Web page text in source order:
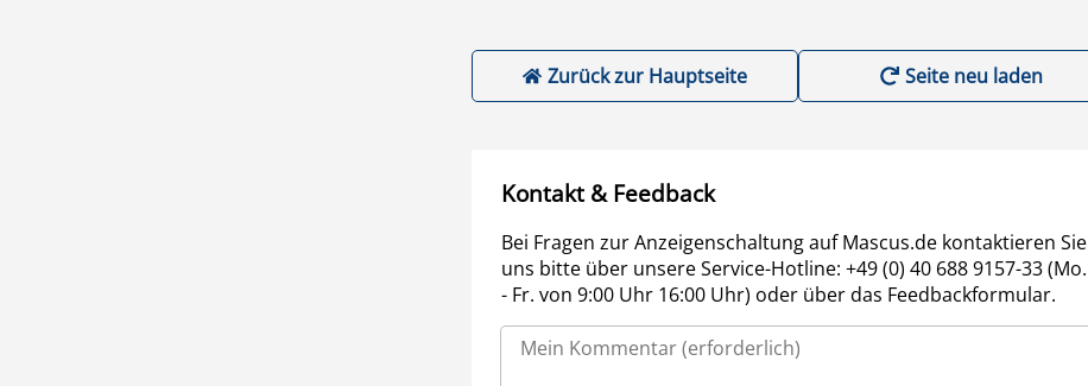
Zurück zur Hauptseite Seite neu laden
Kontakt & Feedback
Bei Fragen zur Anzeigenschaltung auf Mascus.de kontaktieren Sie
uns bitte über unsere Service-Hotline: +49 (0) 40 688 9157-33 (Mo.
- Fr. von 9:00 Uhr 16:00 Uhr) oder über das Feedbackformular.